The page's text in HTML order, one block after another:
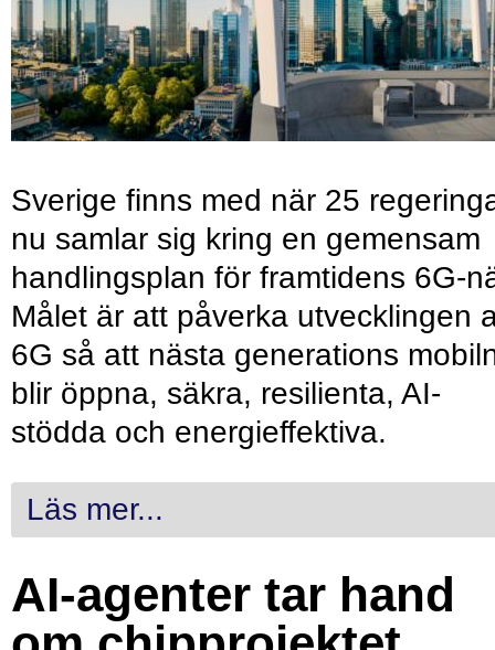
Sverige finns med när 25
nu samlar sig kring en gemensam
handlingsplan för framtidens 6G-
Målet är att påverka utvecklingen
6G så att nästa generations
blir öppna, säkra, resilienta, AI-
stödda och energieffektiva.
Läs mer...
AI-agenter tar hand